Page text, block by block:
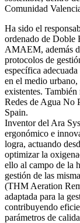
Comunidad
Ha sido el
ordenado de Doble
AMAEM, además
protocolos de
específica
en el medio
existentes.
Redes de Agua No
Spain.
Inventor del Ara
ergonómico e
logra, actuando
optimizar la
ello al campo de la
gestión de las
(THM Aeration
adaptada para la
contribuyendo
parámetros de